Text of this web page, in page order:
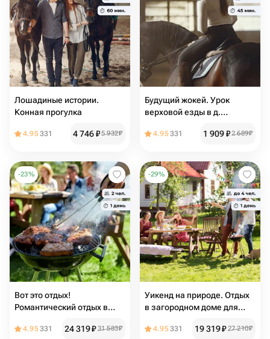
Лошадиные истории.
Конная прогулка
4.95331 4 746₽5 932₽
Будущий жокей. Урок
верховой езды в д.
4.95331 1 909₽2 689₽
-23%
Вот это отдых!
Романтический отдых в
4.95331 24 319₽ 31 583₽
-29%
Уикенд на природе. Отдых
в загородном доме для
4.95331 19 319₽ 27 210₽